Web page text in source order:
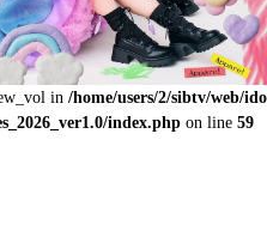
in /home/users/2/sibtv/web/ido
index.php on line 59